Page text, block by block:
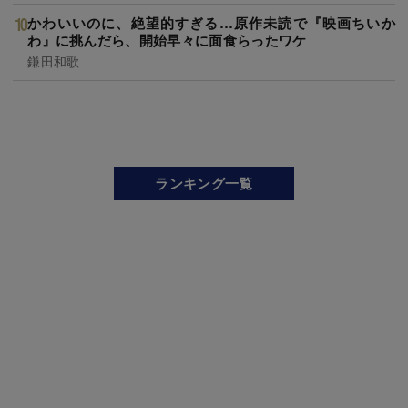
かわいいのに、絶望的すぎる…原作未読で『映画ちいか
わ』に挑んだら、開始早々に面食らったワケ
鎌田和歌
ランキング一覧